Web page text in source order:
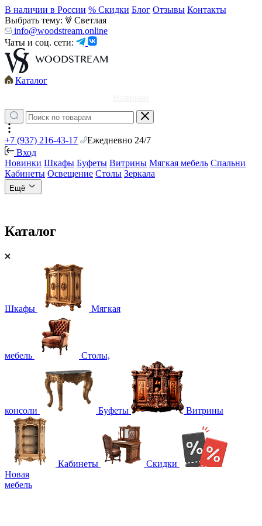
В наличии в России % Скидки Блог Отзывы Контакты
Выбрать тему:
Светлая
info@woodstream.online
Чаты и соц. сети:
Каталог
+7 (937) 216-43-17
Ежедневно 24/7
Вход
Новинки Шкафы Буфеты Витрины Мягкая мебель Спальни
Кабинеты Освещение Столы Зеркала
Ещё
Каталог
Шкафы Мягкая
мебель Столы,
консоли Буфеты Витрины
Кабинеты
Скидки
Новая
мебель